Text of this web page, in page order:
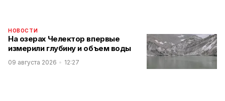
НОВОСТИ
На озерах Челектор впервые
измерили глубину и объем воды
09 августа 2026 12:27